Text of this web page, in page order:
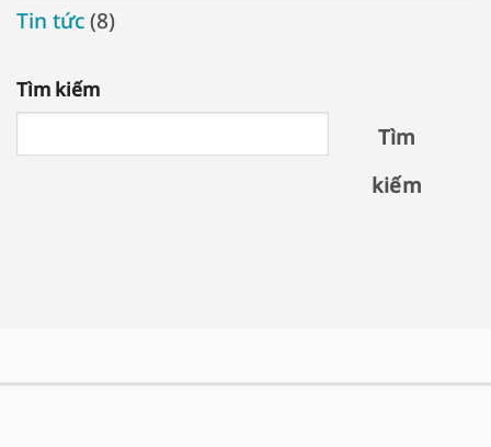
Tin tức(8)
Tìm kiếm
Tìm
kiếm